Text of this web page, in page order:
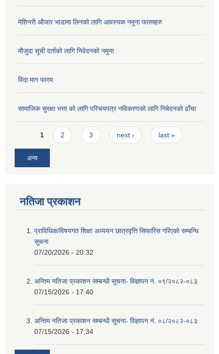
मेशिनरी औजार भाडामा लिनको लागि आवस्यक नमुना फारमहरु
मौजुदा सूची दर्ताको लागि निवेदनको नमुना
विदा माग फारम
सामाजिक सुरक्षा भत्ता को लागि परिचयपत्र नविकरणको लागि निबेदनको ढाँचा
Pages
1 2 3 next › last »
अन्य
नतिजा प्रकाशन
प्राविधिक/विषयगत शिक्षा अध्ययन छात्रवृत्ति सिफारिस गरिएकाे सम्बन्धि
सूचना
07/20/2026 - 20:32
अन्तिम नतिजा प्रकाशन सम्बन्धी सूचना- विज्ञापन नं. ०९/२०८२-०८३
07/15/2026 - 17:40
अन्तिम नतिजा प्रकाशन सम्बन्धी सूचना- विज्ञापन नं. ०८/२०८२-०८३
07/15/2026 - 17:34